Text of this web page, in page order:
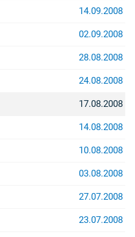
14.09.2008
02.09.2008
28.08.2008
24.08.2008
17.08.2008
14.08.2008
10.08.2008
03.08.2008
27.07.2008
23.07.2008